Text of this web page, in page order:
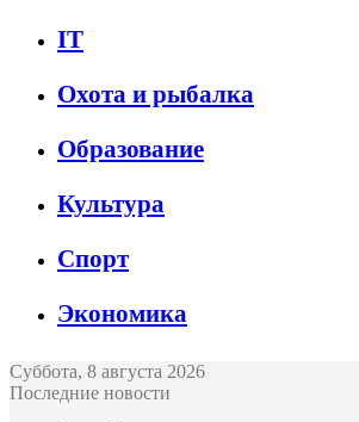
IT
Охота и рыбалка
Образование
Культура
Спорт
Экономика
Суббота, 8 августа 2026
Последние новости